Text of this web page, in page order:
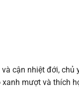
cận nhiệt đới, chủ
mượt và thích